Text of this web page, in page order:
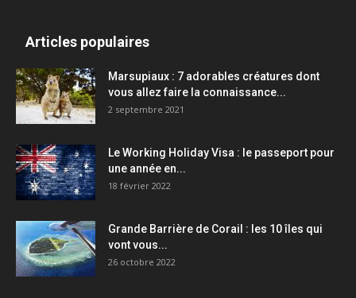
Articles populaires
Marsupiaux : 7 adorables créatures dont
vous allez faire la connaissance...
2 septembre 2021
Le Working Holiday Visa : le passeport pour
une année en...
18 février 2022
Grande Barrière de Corail : les 10 îles qui
vont vous...
26 octobre 2022